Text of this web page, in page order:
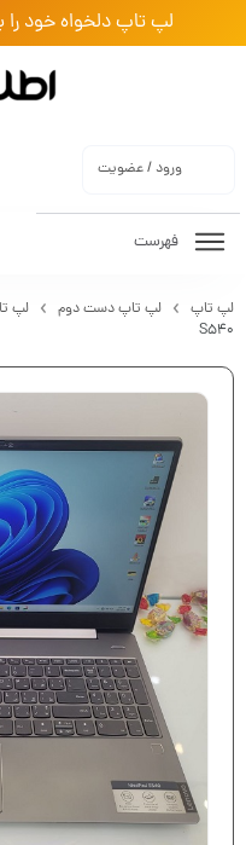
لپ تاپ دلخواه خود را
ورود / عضویت
فهرست
لپ تاپ لپ تاپ دست دوم لپ
S540